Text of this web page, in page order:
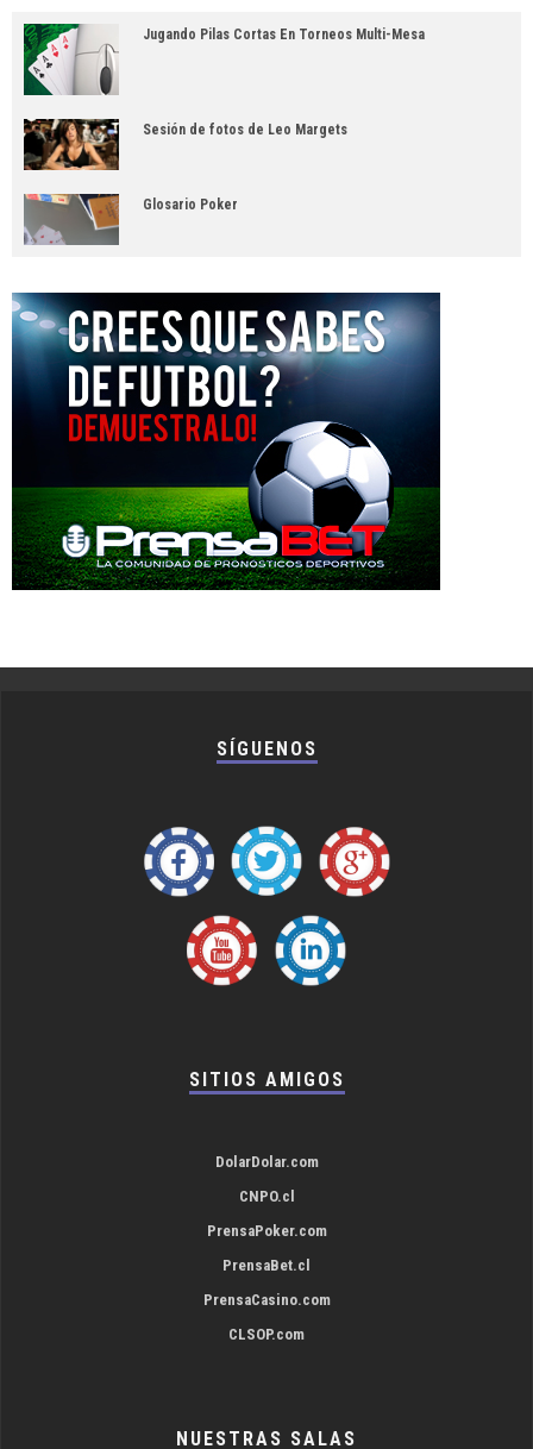
Jugando Pilas Cortas En Torneos Multi-Mesa
Sesión de fotos de Leo Margets
Glosario Poker
SÍGUENOS
SITIOS AMIGOS
DolarDolar.com
CNPO.cl
PrensaPoker.com
PrensaBet.cl
PrensaCasino.com
CLSOP.com
NUESTRAS SALAS